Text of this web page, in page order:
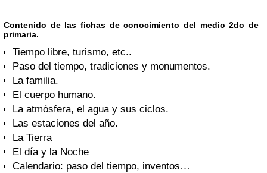
Contenido de las fichas de conocimiento del medio 2do de
primaria.
Tiempo libre, turismo, etc..
Paso del tiempo, tradiciones y monumentos.
La familia.
El cuerpo humano.
La atmósfera, el agua y sus ciclos.
Las estaciones del año.
La Tierra
El día y la Noche
Calendario: paso del tiempo, inventos…